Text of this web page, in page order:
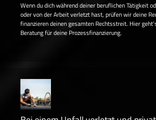
Wenn du dich während deiner beruflichen Tätigkeit
oder von der Arbeit verletzt hast, prüfen wir deine
finanzieren deinen gesamten Rechtsstreit. Hier
Beratung für deine Prozessfinanzierung.